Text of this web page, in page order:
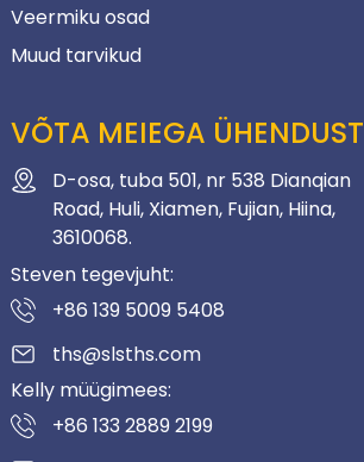
Veermiku osad
Muud tarvikud
VÕTA MEIEGA ÜHENDUST
D-osa, tuba 501, nr 538 Dianqian
Road, Huli, Xiamen, Fujian, Hiina,
3610068.
Steven tegevjuht:
+86 139 5009 5408
ths@slsths.com
Kelly müügimees:
+86 133 2889 2199